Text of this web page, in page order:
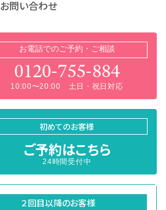
お問い合わせ
お電話でのご予約・ご相談
0120-755-884
10:00〜20:00 土日・祝日対応
初めてのお客様
ご予約はこちら
24時間受付中
２回目以降のお客様